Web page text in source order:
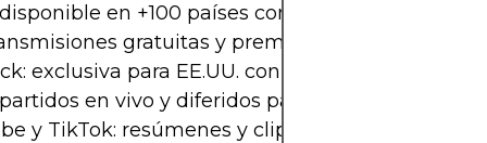
en +100 países con idioma local
gratuitas y premium en español
exclusiva para EE.UU. con señal en español
en vivo y diferidos para Sudamérica
y TikTok: resúmenes y clips virales